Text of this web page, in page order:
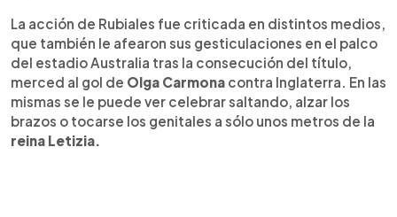
La acción de Rubiales fue criticada en distintos medios,
que también le afearon sus gesticulaciones en el palco
del estadio Australia tras la consecución del título,
merced al gol de Olga Carmona contra Inglaterra. En las
mismas se le puede ver celebrar saltando, alzar los
brazos o tocarse los genitales a sólo unos metros de la
reina Letizia.